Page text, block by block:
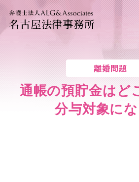
名古屋法律事務所
離婚問題
通帳の預貯金はど
分与対象にな